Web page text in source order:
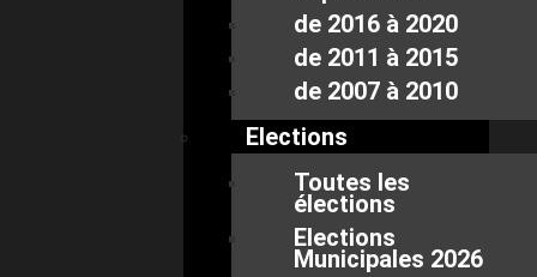
de 2016 à 2020
de 2011 à 2015
de 2007 à 2010
Elections
Toutes les
élections
Elections
Municipales 2026